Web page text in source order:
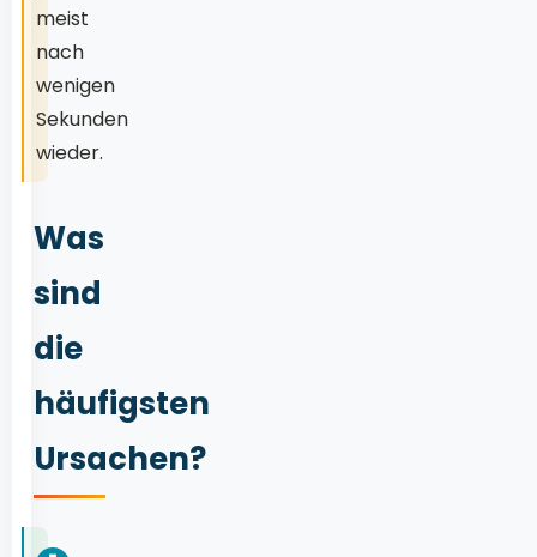
meist
nach
wenigen
Sekunden
wieder.
Was
sind
die
häufigsten
Ursachen?